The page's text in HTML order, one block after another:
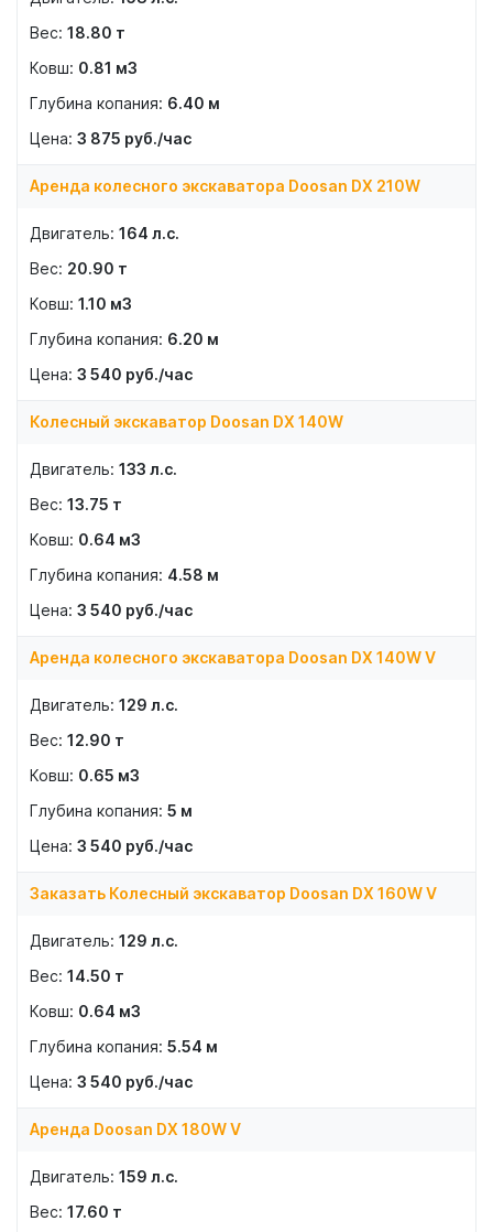
18.80 т
0.81 м3
6.40 м
3 875 руб./час
Аренда колесного экскаватора Doosan DX 210W
164 л.с.
20.90 т
1.10 м3
6.20 м
3 540 руб./час
Колесный экскаватор Doosan DX 140W
133 л.с.
13.75 т
0.64 м3
4.58 м
3 540 руб./час
Аренда колесного экскаватора Doosan DX 140W V
129 л.с.
12.90 т
0.65 м3
5 м
3 540 руб./час
Заказать Колесный экскаватор Doosan DX 160W V
129 л.с.
14.50 т
0.64 м3
5.54 м
3 540 руб./час
Аренда Doosan DX 180W V
159 л.с.
17.60 т